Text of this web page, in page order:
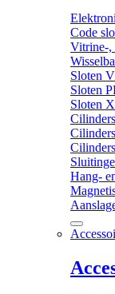
Code
Vitrine-,
Sloten
Sloten
Sloten
Hang-